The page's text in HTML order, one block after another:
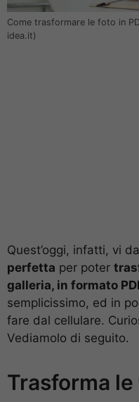
Come trasformare le foto in
idea.it)
Quest’oggi, infatti, vi
perfetta per poter
galleria, in formato
semplicissimo, ed in
fare dal cellulare.
Vediamolo di seguito.
Trasforma